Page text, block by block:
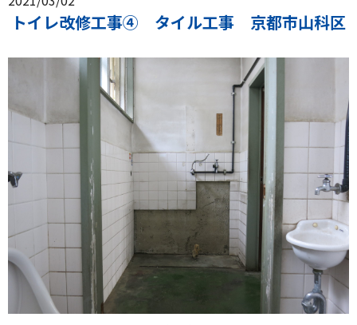
トイレ改修工事④ タイル工事 京都市山科区